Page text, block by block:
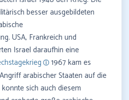
besser ausgebildeten
USA, Frankreich und
Israel daraufhin eine
1967 kam es
arabischer Staaten auf die
sich auch diesem